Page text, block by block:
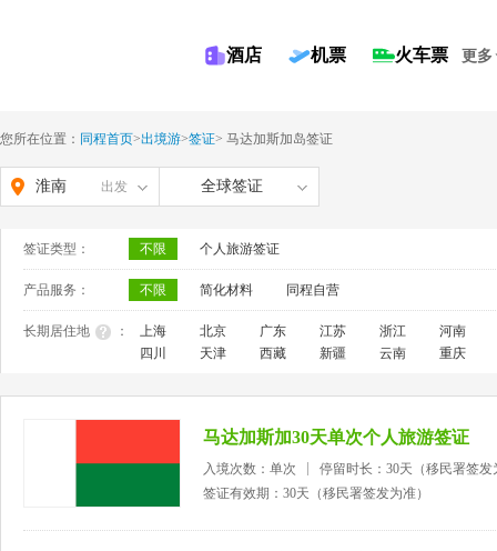
酒店 机票 火车票 更多
您所在位置： 同程首页>出境游>签证> 马达加斯加岛签证
淮南 出发 全球签证
签证类型： 不限 个人旅游签证
产品服务： 不限 简化材料 同程自营
长期居住地 ： 上海 北京 广东 江苏 浙江
河南
四川
天津 西藏 新疆 云南 重庆
马达加斯加30天单次个人旅游签证
入境次数：单次
停留时长：30天（移民署签发
签证有效期：30天（移民署签发为准）